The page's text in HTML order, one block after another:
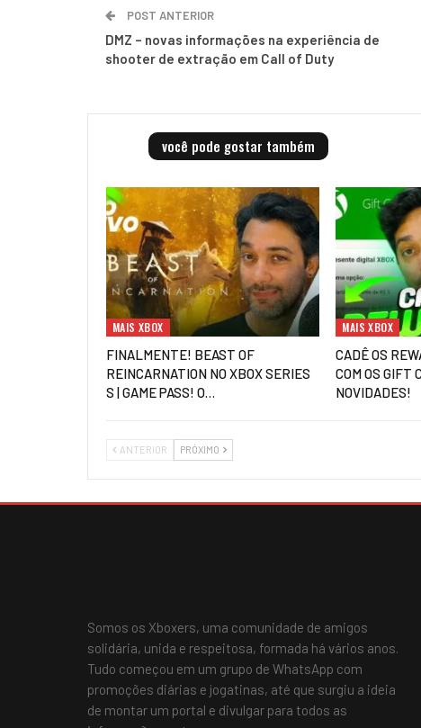
POST ANTERIOR
DMZ – novas informações na experiência de
shooter de extração em Call of Duty
você pode gostar também
MAIS XBOX
FINALMENTE! BEAST OF
REINCARNATION NO XBOX SERIES
S | GAME PASS! O…
MAIS XBOX
CADÊ OS
COM OS GIFT
NOVIDADES!
ANTERIOR PRÓXIMO
Somos os Xboxers, uma comunidade de amigos
solidária, unida e respeitosa, formada há vários anos.
Tudo começou em um grupo de WhatsApp com
promoções diárias e jogatinas, até que surgiu a ideia
de montar um portal e divulgar para todos as